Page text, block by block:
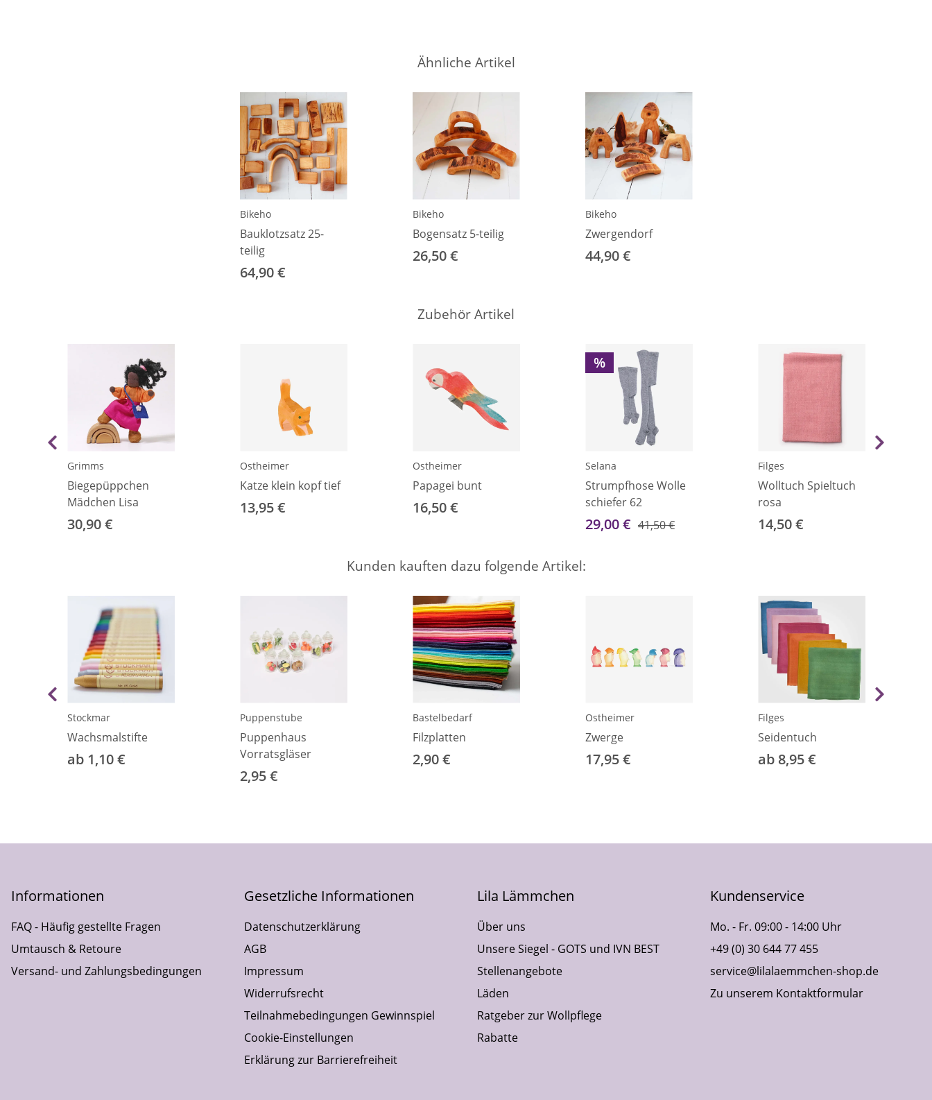
Ähnliche Artikel
Bikeho
Bauklotzsatz 25-
teilig
64,90 €
Bikeho
Bogensatz 5-teilig
26,50 €
Bikeho
Zwergendorf
44,90 €
Zubehör Artikel
Grimms
Biegepüppchen
Mädchen Lisa
30,90 €
Ostheimer
Katze klein kopf tief
13,95 €
Ostheimer
Papagei bunt
16,50 €
%
Selana
Strumpfhose Wolle
schiefer 62
29,00 € 41,50 €
Filges
Wolltuch Spieltuch
rosa
14,50 €
Kunden kauften dazu folgende Artikel:
Stockmar
Wachsmalstifte
ab 1,10 €
Puppenstube
Puppenhaus
Vorratsgläser
2,95 €
Bastelbedarf
Filzplatten
2,90 €
Ostheimer
Zwerge
17,95 €
Filges
Seidentuch
ab 8,95 €
Informationen
FAQ - Häufig gestellte Fragen
Umtausch & Retoure
Versand- und Zahlungsbedingungen
Gesetzliche Informationen
Datenschutzerklärung
AGB
Impressum
Widerrufsrecht
Teilnahmebedingungen Gewinnspiel
Cookie-Einstellungen
Erklärung zur Barrierefreiheit
Lila Lämmchen
Über uns
Unsere Siegel - GOTS und IVN BEST
Stellenangebote
Läden
Ratgeber zur Wollpflege
Rabatte
Kundenservice
Mo. - Fr. 09:00 - 14:00 Uhr
+49 (0) 30 644 77 455
service@lilalaemmchen-shop.de
Zu unserem Kontaktformular